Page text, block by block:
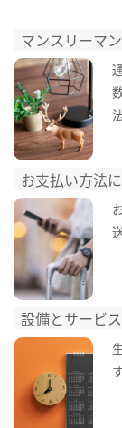
マンスリーマ
お支払い方法
設備とサービ